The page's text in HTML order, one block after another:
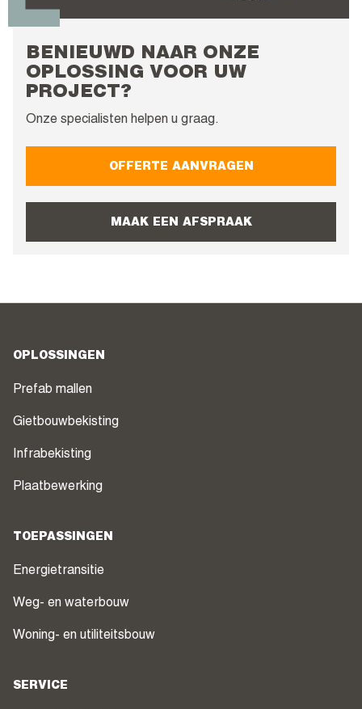
BENIEUWD NAAR ONZE
OPLOSSING VOOR UW
PROJECT?
Onze specialisten helpen u graag.
OFFERTE AANVRAGEN
MAAK EEN AFSPRAAK
OPLOSSINGEN
Prefab mallen
Gietbouwbekisting
Infrabekisting
Plaatbewerking
TOEPASSINGEN
Energietransitie
Weg- en waterbouw
Woning- en utiliteitsbouw
SERVICE